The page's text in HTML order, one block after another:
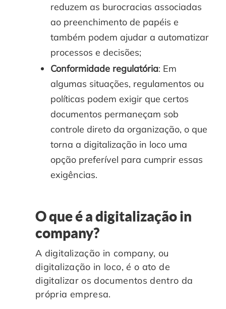
reduzem as burocracias associadas
ao preenchimento de papéis e
também podem ajudar a automatizar
processos e decisões;
Conformidade regulatória: Em
algumas situações, regulamentos ou
políticas podem exigir que certos
documentos permaneçam sob
controle direto da organização, o que
torna a digitalização in loco uma
opção preferível para cumprir essas
exigências.
O que é a digitalização in
company?
A digitalização in company, ou
digitalização in loco, é o ato de
digitalizar os documentos dentro da
própria empresa.